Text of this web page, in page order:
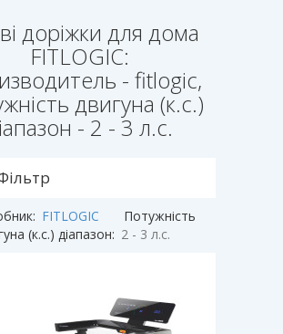
доріжки для дома
FITLOGIC:
- fitlogic,
двигуна (к.с.)
- 2 - 3 л.с.
FITLOGIC
Потужність
(к.с.) діапазон: 2 - 3 л.с.